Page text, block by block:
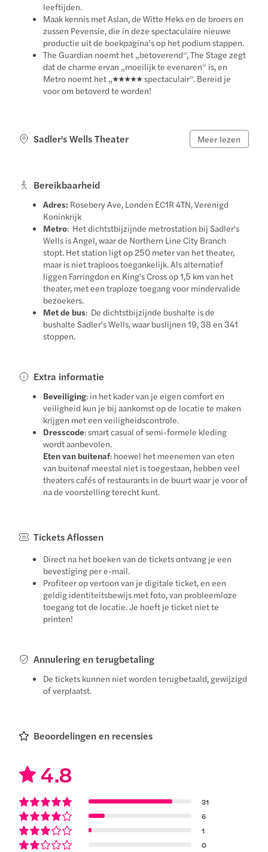
leeftijden.
Maak kennis met Aslan, de Witte Heks en de broers en
zussen Pevensie, die in deze spectaculaire nieuwe
productie uit de boekpagina’s op het podium stappen.
The Guardian noemt het „betoverend“, The Stage zegt
dat de charme ervan „moeilijk te evenaren“ is, en
Metro noemt het „★★★★★ spectaculair“. Bereid je
voor om betoverd te worden!
Sadler's Wells Theater Meer lezen
Bereikbaarheid
Adres: Rosebery Ave, Londen EC1R 4TN, Verenigd
Koninkrijk
Metro: Het dichtstbijzijnde metrostation bij Sadler's
Wells is Angel, waar de Northern Line City Branch
stopt. Het station ligt op 250 meter van het theater,
maar is niet traploos toegankelijk. Als alternatief
liggen Farringdon en King's Cross op 1,5 km van het
theater, met een traploze toegang voor mindervalide
bezoekers.
Met de bus: De dichtstbijzijnde bushalte is de
bushalte Sadler's Wells, waar buslijnen 19, 38 en 341
stoppen.
Extra informatie
Beveiliging: in het kader van je eigen comfort en
veiligheid kun je bij aankomst op de locatie te maken
krijgen met een veiligheidscontrole.
Dresscode: smart casual of semi-formele kleding
wordt aanbevolen.
Eten van buitenaf: hoewel het meenemen van eten
van buitenaf meestal niet is toegestaan, hebben veel
theaters cafés of restaurants in de buurt waar je voor of
na de voorstelling terecht kunt.
Tickets Aflossen
Direct na het boeken van de tickets ontvang je een
bevestiging per e-mail.
Profiteer op vertoon van je digitale ticket, en een
geldig identiteitsbewijs met foto, van probleemloze
toegang tot de locatie. Je hoeft je ticket niet te
printen!
Annulering en terugbetaling
De tickets kunnen niet worden terugbetaald, gewijzigd
of verplaatst.
Beoordelingen en recensies
4.8
31
6
1
0